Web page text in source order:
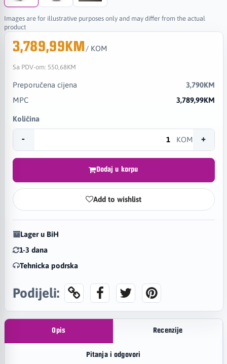
Images are for illustrative purposes only and may differ from the actual
product
3,789,99KM / KOM
Sa PDV-om: 550,68KM
Preporučena cijena
3,790KM
MPC
3,789,99KM
Količina
- KOM +
Dodaj u korpu
Add to wishlist
Lager u BiH
1-3 dana
Tehnicka podrska
Podijeli:
Opis Recenzije
Pitanja i odgovori